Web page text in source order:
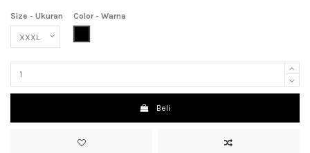
Size - Ukuran
Color - Warna
Beli